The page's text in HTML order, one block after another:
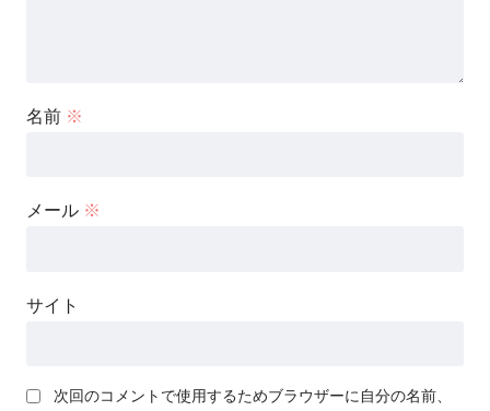
名前 ※
メール ※
サイト
次回のコメントで使用するためブラウザーに自分の名前、